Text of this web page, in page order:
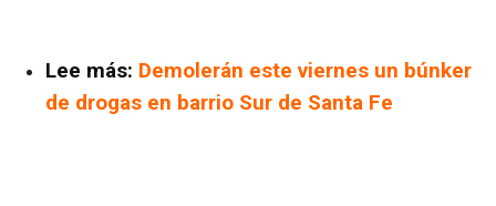
Lee más: Demolerán este viernes un búnker
de drogas en barrio Sur de Santa Fe